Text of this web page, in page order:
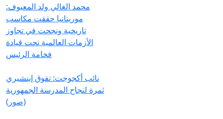
محمد الغالي ولد المعيوف:
موريتانيا حققت مكاسب
تاريخية ونجحت في تجاوز
الأزمات العالمية تحت قيادة
فخامة الرئيس
نائب أكجوجت: تفوق إينشيري
ثمرة لنجاح المدرسة الجمهورية
(صور)